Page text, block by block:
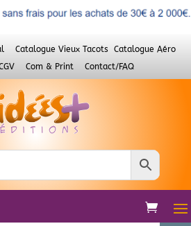
Catalogue Vieux Tacots
Catalogue Aéro
Com & Print Contact/FAQ